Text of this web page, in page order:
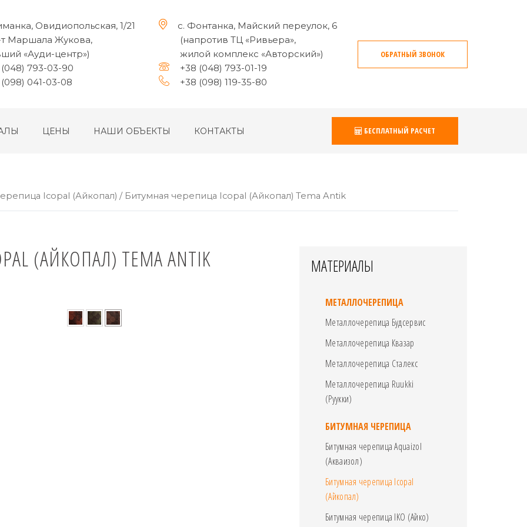
Овидиопольская, 1/21
Маршала Жукова,
«Ауди-центр»)
793-03-90
041-03-08
с. Фонтанка, Майский переулок, 6
(напротив ТЦ «Ривьера»,
жилой комплекс «Авторский»)
+38 (048) 793-01-19
+38 (098) 119-35-80
ОБРАТНЫЙ ЗВОНОК
ЦЕНЫ НАШИ ОБЪЕКТЫ КОНТАКТЫ БЕСПЛАТНЫЙ РАСЧЕТ
Icopal (Айкопал) / Битумная черепица Icopal (Айкопал) Tema Antik
(АЙКОПАЛ) TEMA ANTIK МАТЕРИАЛЫ
МЕТАЛЛОЧЕРЕПИЦА
Металлочерепица Будсервис
Металлочерепица Квазар
Металлочерепица Сталекс
Металлочерепица Ruukki
(Руукки)
БИТУМНАЯ ЧЕРЕПИЦА
Битумная черепица Aquaizol
(Акваизол)
Битумная черепица Icopal
(Айкопал)
Битумная черепица IKO (Айко)